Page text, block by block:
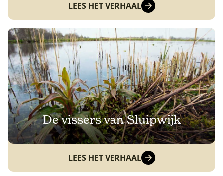
LEES HET VERHAAL
De vissers van Sluipwijk
LEES HET VERHAAL